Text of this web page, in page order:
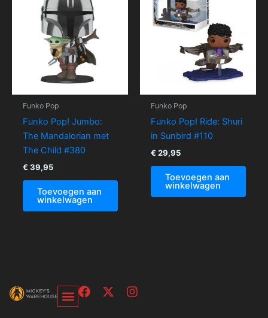
Funko Pop
Funko Pop! Jumbo:
The Mandalorian met
The Child #380
€ 39,95
Toevoegen aan
winkelwagen
Funko Pop
Funko Pop! Ride: Shuri
in Sunbird #110
€ 29,95
Toevoegen aan
winkelwagen
F
X
I